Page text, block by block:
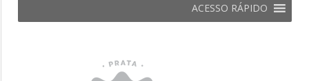
ACESSO RÁPIDO